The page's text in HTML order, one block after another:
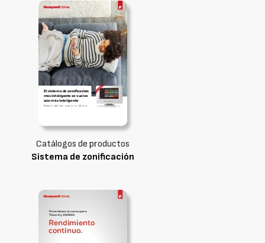
Catálogos de productos
Sistema de zonificación